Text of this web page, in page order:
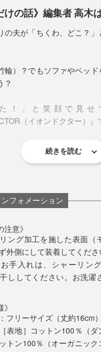
らはぎをつなぐ足首は、筋
。
を習慣にしてください。
しにすることで、足先か
るはず。寒い季節も、クー
過ごしましょう。
マーは、「公益社団法人 日本助産師会推
は、布団に入って、足同士
とした冷たさが伝わって
ーマー」を着けっぱなしに
先が触れ合っても、あのイ
ンに汗をかいたようなジ
中がほんのり温まってく
持ちいい……気がつくと、
ています。
ガリー生地に、シャーリン
まるでない、心地よい暖
首ウォーマー」を着けたま
が、休憩時に足元が目に入
たっけ」と忘れてしまう
外は、昼も、寝る時も着け
の話も、うなずけます。
けの話》編集者 高木
の夫が「ちくわ、どこ？
輪）？でもソファやベッド
？
！」と笑顔で見せ
（イオンドクター）』
ニックコットンタイプの「
ワシワの表面は、たしかに
続きを読む
フォメーション
注意》
ング加工を施した表面（
外側にして装着してくださ
手入れは、シャーリン
ししてください。お洗濯
フリーサイズ（丈約16cm）
表地］コットン100％（
トン100％（オーガニッ